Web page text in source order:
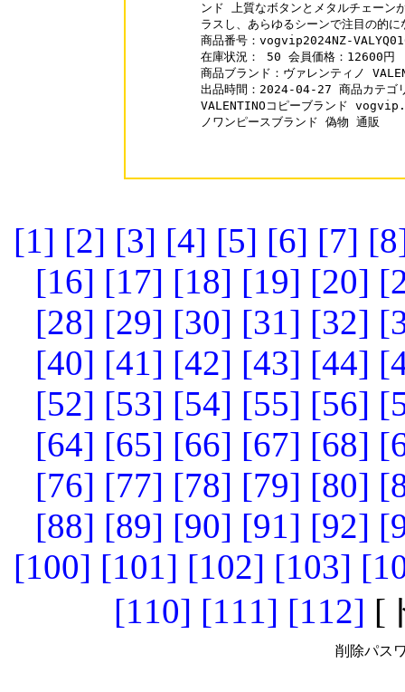
ンド 上質なボタンとメタルチェーン
ラスし、あらゆるシーンで注目の的に
商品番号：vogvip2024NZ-
在庫状況： 50 会員価格：12600円
商品ブランド：ヴァレンティノ
出品時間：2024-04-27 商品カテゴ
VALENTINOコピーブランド
ノワンピースブランド 偽物 通販
[1] [2] [3] [4] [5] [6] [7]
[16] [17] [18] [19] [20]
[28] [29] [30] [31] [32]
[40] [41] [42] [43] [44]
[52] [53] [54] [55] [56]
[64] [65] [66] [67] [68]
[76] [77] [78] [79] [80]
[88] [89] [90] [91] [92]
[100] [101] [102] [103]
[110] [111] [112] [
削除パス